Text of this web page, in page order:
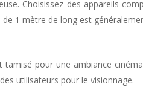
Choisissez des appareils
1 mètre de long est
pour une ambiance
utilisateurs pour le visionnage.